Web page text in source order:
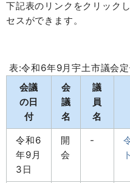
下記表のリンクをクリック
セスができます。
表:令和6年9月宇土市議会
会議
の日
付
会
議
名
議
員
名
令和6
年9月
3日
開
会
-